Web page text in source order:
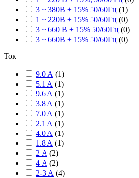
3 ~ 380В ± 15% 50/60Гц (1)
1 ~ 220В ± 15% 50/60Гц (0)
3 ~ 660 В ± 15% 50/60Гц (0)
3 ~ 660В ± 15% 50/60Гц (0)
Ток
9.0 А (1)
5.1 A (1)
9.6 A (1)
3.8 A (1)
7.0 A (1)
2.1 A (1)
4.0 A (1)
1.8 A (1)
2 А (2)
4 А (2)
2-3 А (4)